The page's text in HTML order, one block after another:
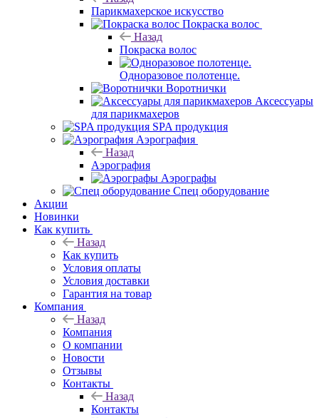
Парикмахерское искусство
Покраска волос
Назад
Покраска волос
Одноразовое полотенце.
Воротнички
Аксессуары
для парикмахеров
SPA продукция
Аэрография
Назад
Аэрография
Аэрографы
Спец оборудование
Акции
Новинки
Как купить
Назад
Как купить
Условия оплаты
Условия доставки
Гарантия на товар
Компания
Назад
Компания
О компании
Новости
Отзывы
Контакты
Назад
Контакты